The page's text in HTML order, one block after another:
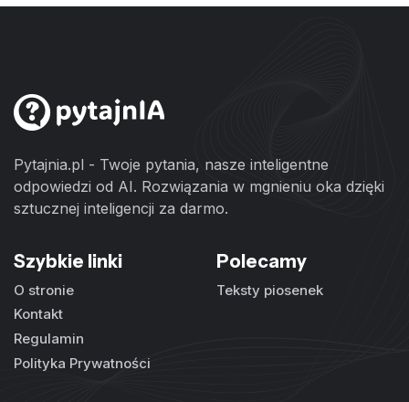
Pytajnia.pl - Twoje pytania, nasze inteligentne
odpowiedzi od AI. Rozwiązania w mgnieniu oka dzięki
sztucznej inteligencji za darmo.
Szybkie linki
O stronie
Kontakt
Regulamin
Polityka Prywatności
Polecamy
Teksty piosenek